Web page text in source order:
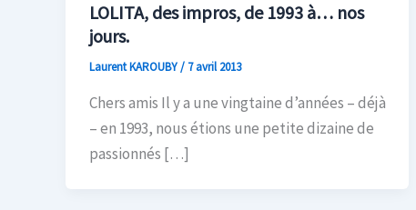
LOLITA, des impros, de 1993 à… nos
jours.
Laurent KAROUBY/ 7 avril 2013
Chers amis Il y a une vingtaine d’années – déjà
– en 1993, nous étions une petite dizaine de
passionnés […]